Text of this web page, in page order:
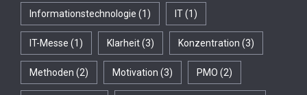
Informationstechnologie (1) IT(1)
IT-Messe (1) Klarheit(3) Konzentration (3)
Methoden (2) Motivation (3) PMO (2)